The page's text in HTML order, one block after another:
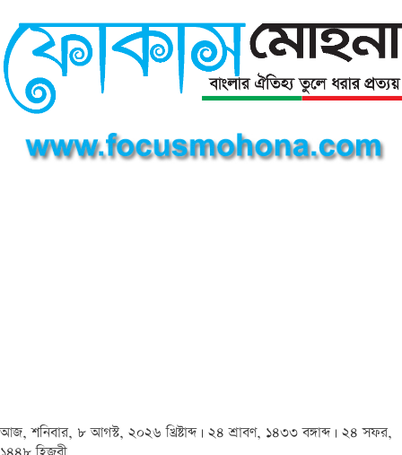
আজ, শনিবার, ৮ আগস্ট, ২০২৬ খ্রিষ্টাব্দ | ২৪ শ্রাবণ, ১৪৩৩ বঙ্গাব্দ | ২৪ সফর,